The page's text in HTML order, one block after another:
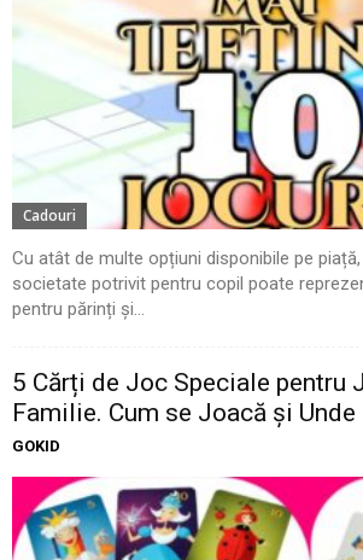
Cadouri
Cu atât de multe opțiuni disponibile pe
societate potrivit pentru copil poate
pentru părinți și...
5 Cărți de Joc Speciale pentru
Familie. Cum se Joacă și Unde
GOKID